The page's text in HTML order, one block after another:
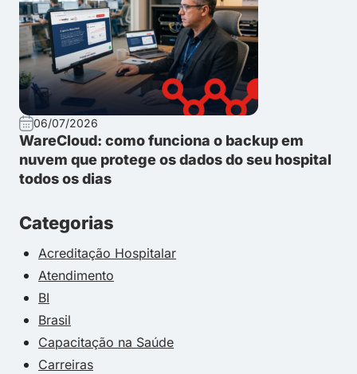
06/07/2026
WareCloud: como funciona o backup em
nuvem que protege os dados do seu hospital
todos os dias
Categorias
Acreditação Hospitalar
Atendimento
BI
Brasil
Capacitação na Saúde
Carreiras